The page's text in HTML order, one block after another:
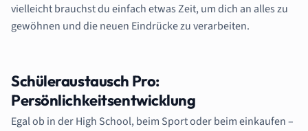
vielleicht brauchst du einfach etwas Zeit, um dich an alles zu
gewöhnen und die neuen Eindrücke zu verarbeiten.
Schüleraustausch Pro:
Persönlichkeitsentwicklung
Egal ob in der High School, beim Sport oder beim einkaufen –